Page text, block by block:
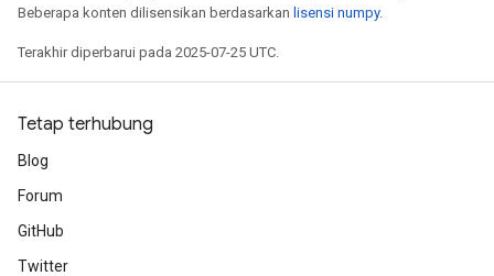
Beberapa konten dilisensikan berdasarkan lisensi numpy.
Terakhir diperbarui pada 2025-07-25 UTC.
Tetap terhubung
Blog
Forum
GitHub
Twitter